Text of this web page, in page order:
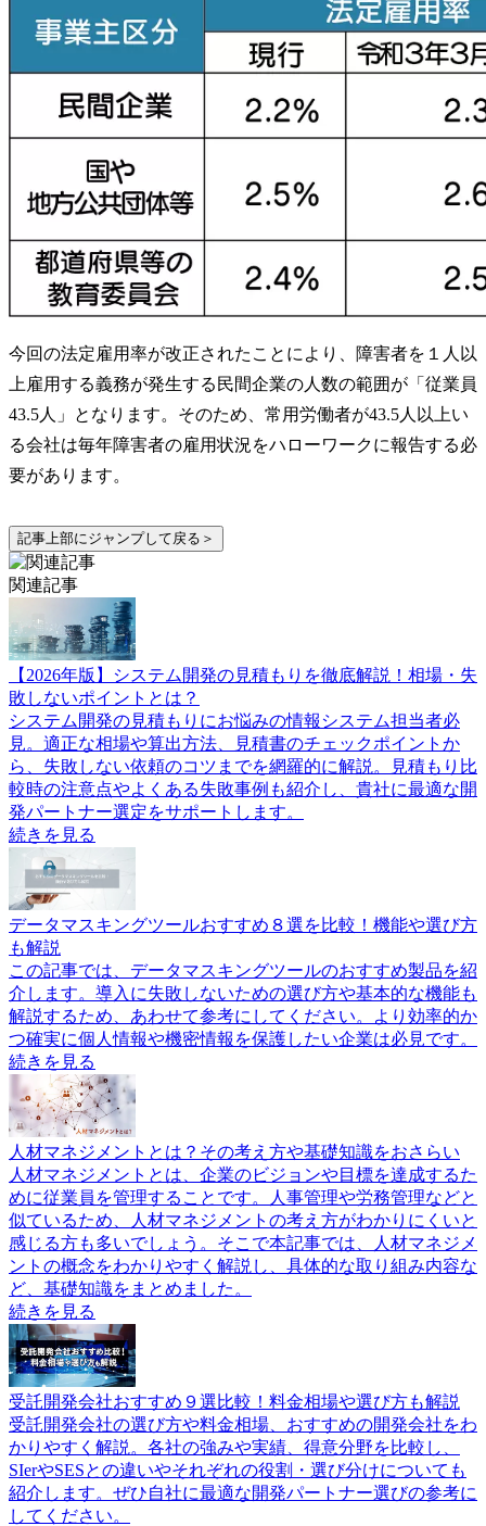
今回の法定雇用率が改正されたことにより、障害者を１人以
上雇用する義務が発生する民間企業の人数の範囲が「従業員
43.5人」となります。そのため、常用労働者が43.5人以上い
る会社は毎年障害者の雇用状況をハローワークに報告する必
要があります。
記事上部にジャンプして戻る＞
関連記事
【2026年版】システム開発の見積もりを徹底解説！相場・失
敗しないポイントとは？
システム開発の見積もりにお悩みの情報システム担当者必
見。適正な相場や算出方法、見積書のチェックポイントか
ら、失敗しない依頼のコツまでを網羅的に解説。見積もり比
較時の注意点やよくある失敗事例も紹介し、貴社に最適な開
発パートナー選定をサポートします。
続きを見る
データマスキングツールおすすめ８選を比較！機能や選び方
も解説
この記事では、データマスキングツールのおすすめ製品を紹
介します。導入に失敗しないための選び方や基本的な機能も
解説するため、あわせて参考にしてください。より効率的か
つ確実に個人情報や機密情報を保護したい企業は必見です。
続きを見る
人材マネジメントとは？その考え方や基礎知識をおさらい
人材マネジメントとは、企業のビジョンや目標を達成するた
めに従業員を管理することです。人事管理や労務管理などと
似ているため、人材マネジメントの考え方がわかりにくいと
感じる方も多いでしょう。そこで本記事では、人材マネジメ
ントの概念をわかりやすく解説し、具体的な取り組み内容な
ど、基礎知識をまとめました。
続きを見る
受託開発会社おすすめ９選比較！料金相場や選び方も解説
受託開発会社の選び方や料金相場、おすすめの開発会社をわ
かりやすく解説。各社の強みや実績、得意分野を比較し、
SIerやSESとの違いやそれぞれの役割・選び分けについても
紹介します。ぜひ自社に最適な開発パートナー選びの参考に
してください。